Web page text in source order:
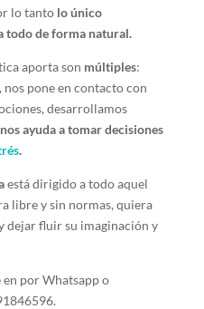
lo tantolo único
todo de forma natural.
aporta son múltiples:
pone en contacto con
desarrollamos
ayuda a tomar decisiones
.
está dirigido a todo aquel
libre y sin normas, quiera
dejar fluir su imaginación y
por Whatsapp o